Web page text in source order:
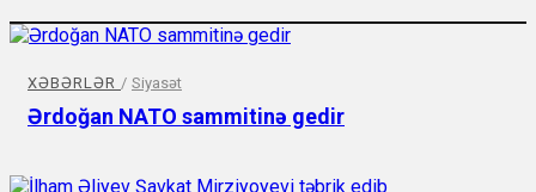
XƏBƏRLƏR / Siyasət
Ərdoğan NATO sammitinə gedir